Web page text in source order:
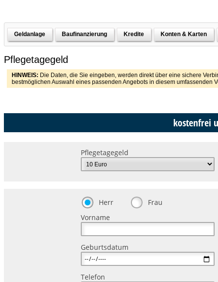
Geldanlage Baufinanzierung Kredite Konten & Karten
Pflegetagegeld
HINWEIS: Die Daten, die Sie eingeben, werden direkt über eine sichere
bestmöglichen Auswahl eines passenden Angebots in diesem umfassenden